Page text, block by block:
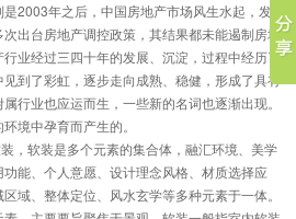
2003年之后，中国房地产市场风生水起，发
出台房地产调控政策，其结果都未能遏制房地
业经过三四十年的发展、沉淀，过程中经历了
到了彩虹，逐步走向成熟、稳健，形成了具有
行业也应运而生，一些新的名词也逐渐出现。
境中孕育而产生的。
软装是多个元素的集合体，融汇环境、美学
能、个人意愿、设计理念风格、材质选择应
域、整体定位、风水玄学等多种元素于一体。